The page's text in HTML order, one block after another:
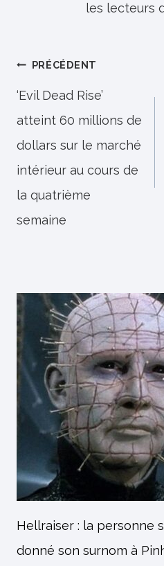
les lecteurs
Navigation
de
l’article
PRÉCÉDENT
‘Evil Dead Rise’
atteint 60 millions de
dollars sur le marché
intérieur au cours de
la quatrième
semaine
Hellraiser : la personne
donné son surnom à